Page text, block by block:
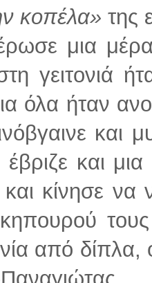
κοπέλα» της
μια
γειτονιά
όλα ήταν
και
και
και κίνησε
τους
από δίπλα,